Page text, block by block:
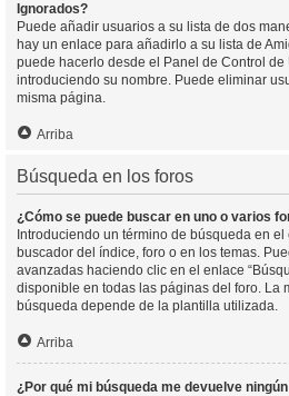
Ignorados?
Puede añadir usuarios a su lista de dos
hay un enlace para añadirlo a su lista de
puede hacerlo desde el Panel de Control
introduciendo su nombre. Puede eliminar
misma página.
Arriba
Búsqueda en los foros
¿Cómo se puede buscar en uno o varios
Introduciendo un término de búsqueda en
buscador del índice, foro o en los temas.
avanzadas haciendo clic en el enlace
disponible en todas las páginas del foro. La
búsqueda depende de la plantilla utilizada.
Arriba
¿Por qué mi búsqueda me devuelve